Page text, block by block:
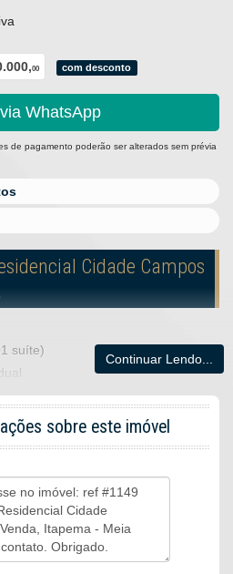
00 com desconto
WhatsApp
de pagamento poderão ser alterados sem prévia
Cidade Campos
suíte)
Continuar Lendo...
sobre este imóvel